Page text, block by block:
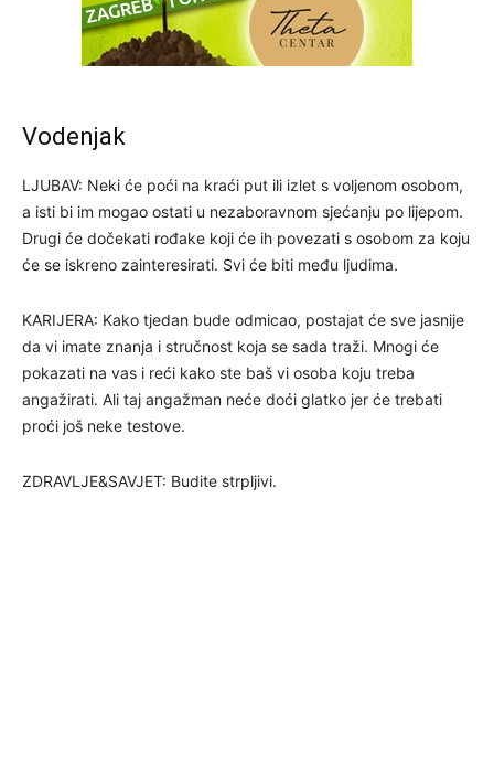
Vodenjak
LJUBAV: Neki će poći na kraći put ili izlet s voljenom osobom,
a isti bi im mogao ostati u nezaboravnom sjećanju po lijepom.
Drugi će dočekati rođake koji će ih povezati s osobom za koju
će se iskreno zainteresirati. Svi će biti među ljudima.
KARIJERA: Kako tjedan bude odmicao, postajat će sve jasnije
da vi imate znanja i stručnost koja se sada traži. Mnogi će
pokazati na vas i reći kako ste baš vi osoba koju treba
angažirati. Ali taj angažman neće doći glatko jer će trebati
proći još neke testove.
ZDRAVLJE&SAVJET: Budite strpljivi.